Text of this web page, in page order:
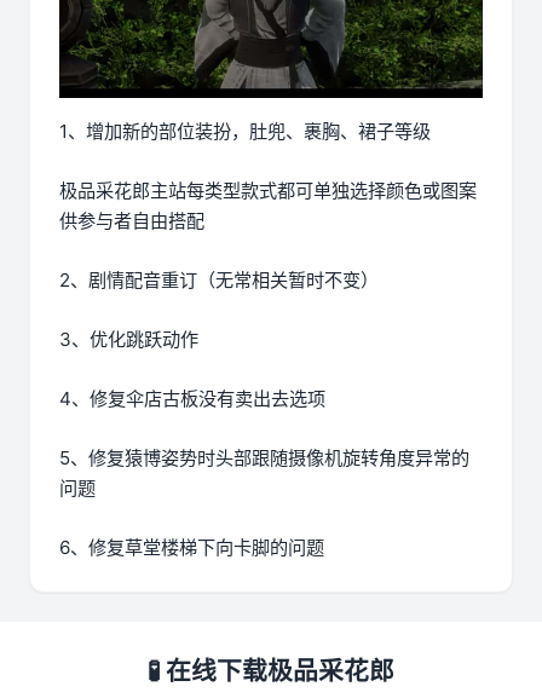
1、增加新的部位装扮，肚兜、裹胸、裙子等级
极品采花郎主站每类型款式都可单独选择颜色或图案
供参与者自由搭配
2、剧情配音重订（无常相关暂时不变）
3、优化跳跃动作
4、修复伞店古板没有卖出去选项
5、修复猿博姿势时头部跟随摄像机旋转角度异常的
问题
6、修复草堂楼梯下向卡脚的问题
🧪 在线下载极品采花郎